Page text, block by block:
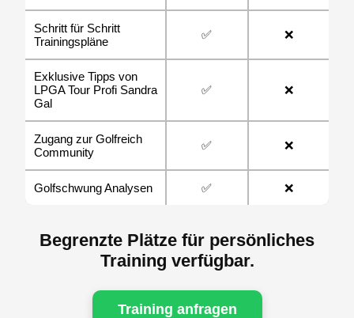
Schritt für Schritt
Trainingspläne
✅ ❌
Exklusive Tipps von
LPGA Tour Profi Sandra
Gal
✅ ❌
Zugang zur Golfreich
Community
✅ ❌
Golfschwung Analysen ✅ ❌
Begrenzte Plätze für persönliches
Training verfügbar.
Training anfragen